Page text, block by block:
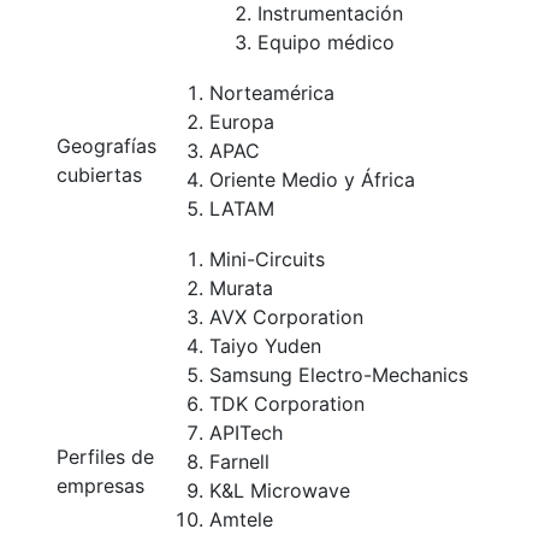
Instrumentación
Equipo médico
Geografías
cubiertas
Norteamérica
Europa
APAC
Oriente Medio y África
LATAM
Perfiles de
empresas
Mini-Circuits
Murata
AVX Corporation
Taiyo Yuden
Samsung Electro-Mechanics
TDK Corporation
APITech
Farnell
K&L Microwave
Amtele